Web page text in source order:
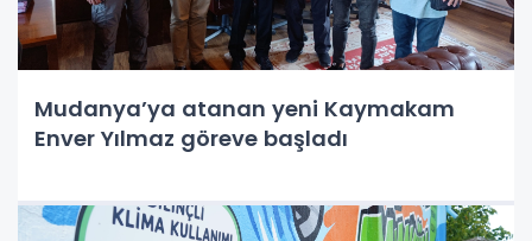
Mudanya’ya atanan yeni Kaymakam
Enver Yılmaz göreve başladı